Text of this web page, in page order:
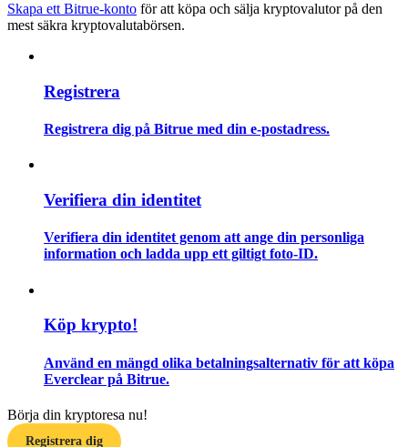
Futures startguide
Handelsstrategier
Lär dig hur du håller dig lönsam
Skapa ett Bitrue-konto för att köpa och sälja kryptovalutor på den
mest säkra kryptovalutabörsen.
Registrera
Registrera dig på Bitrue med din e-postadress.
Verifiera din identitet
Verifiera din identitet genom att ange din personliga
information och ladda upp ett giltigt foto-ID.
Köp krypto!
Använd en mängd olika betalningsalternativ för att köpa
Everclear på Bitrue.
Börja din kryptoresa nu!
Registrera dig